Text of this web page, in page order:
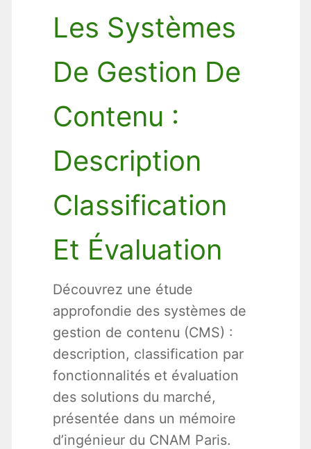
Les Systèmes
De Gestion De
Contenu :
Description
Classification
Et Évaluation
Découvrez une étude
approfondie des systèmes de
gestion de contenu (CMS) :
description, classification par
fonctionnalités et évaluation
des solutions du marché,
présentée dans un mémoire
d’ingénieur du CNAM Paris.